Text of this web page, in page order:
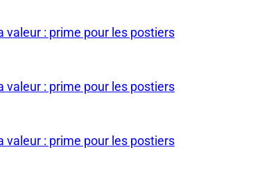
valeur : prime pour les postiers
valeur : prime pour les postiers
valeur : prime pour les postiers